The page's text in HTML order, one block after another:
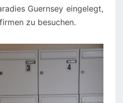
Guernsey eingelegt,
zu besuchen.